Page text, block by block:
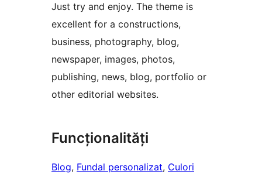
Just try and enjoy. The theme is
excellent for a constructions,
business, photography, blog,
newspaper, images, photos,
publishing, news, blog, portfolio or
other editorial websites.
Funcționalități
Blog, Fundal personalizat, Culori